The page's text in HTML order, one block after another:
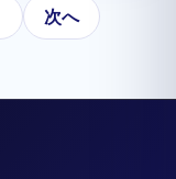
次へ